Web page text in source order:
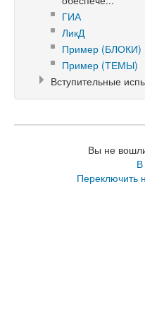
ГИА
ЛикД
Пример (БЛОКИ)
Пример (ТЕМЫ)
Вступительные
Вы не
Переключить